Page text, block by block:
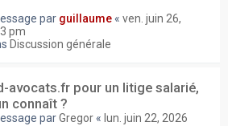
par guillaume « ven. juin 26,
pm
Discussion générale
avocats.fr pour un litige salarié,
connaît ?
parGregor « lun. juin 22, 2026